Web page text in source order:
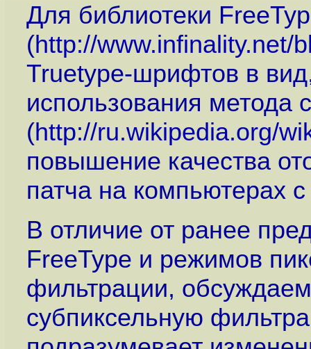
Для библиотеки
(http://www.infinality.net/
Truetype-шрифтов в
использования метода
(http://ru.wikipedia.org/
повышение качества
патча на компьютерах
В отличие от ранее
FreeType и режимов
фильтрации,
субпиксельную